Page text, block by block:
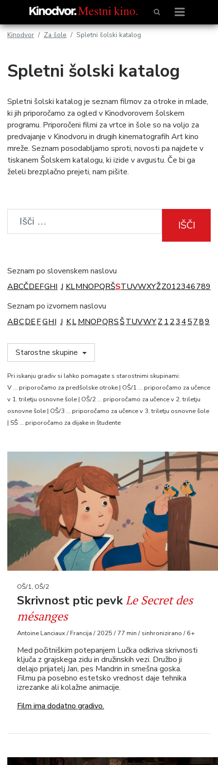
Kinodvor Za šole Spletni šolski katalog
Spletni šolski katalog
Spletni šolski katalog je seznam filmov za otroke in mlade,
ki jih priporočamo za ogled v Kinodvorovem šolskem
programu. Priporočeni filmi za vrtce in šole so na voljo za
predvajanje v Kinodvoru in drugih kinematografih Art kino
mreže. Seznam posodabljamo sproti, novosti pa najdete v
tiskanem Šolskem katalogu, ki izide v avgustu. Če bi ga
želeli brezplačno prejeti, nam pišite.
IŠČI
Seznam po slovenskem naslovu
ABCČDEFGHI J KLMNOPQRŠSTUVWXYŽZ012346789
Seznam po izvornem naslovu
ABCDEFGHI J KLMNOPQRSŠTUVWYZ 1 2345789
Starostne skupine
Pri iskanju gradiv si lahko pomagate s starostnimi skupinami:
V … priporočamo za predšolske otroke | OŠ/1 … priporočamo za učence
v 1. triletju osnovne šole | OŠ/2 … priporočamo za učence v 2. triletju
osnovne šole | OŠ/3 … priporočamo za učence v 3. triletju osnovne šole
| SŠ … priporočamo za dijake in študente
OŠ/1, OŠ/2
Skrivnost ptic pevkLe Secret des
mésanges
Antoine Lanciaux / Francija / 2025 / 77 min / sinhronizirano / 6+
Med počitniškim potepanjem Lučka odkriva skrivnosti
ključa z grajskega zidu in družinskih vezi. Družbo ji
delajo prijatelj Jan, pes Mandrin in smešna goska.
Filmu pa posebno estetsko vrednost daje tehnika
izrezanke ali kolažne animacije.
Film ima dodatno gradivo.